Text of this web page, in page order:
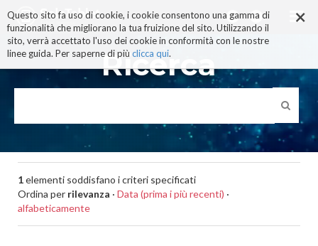
×
Questo sito fa uso di cookie, i cookie consentono una gamma di
funzionalità che migliorano la tua fruizione del sito. Utilizzando il
sito, verrà accettato l'uso dei cookie in conformità con le nostre
linee guida. Per saperne di più clicca qui.
ai
contenuti.
|
alla
navigazione
Ricerca
1elementi soddisfano i criteri specificati
Ordina per rilevanza · Data (prima i più recenti) ·
alfabeticamente